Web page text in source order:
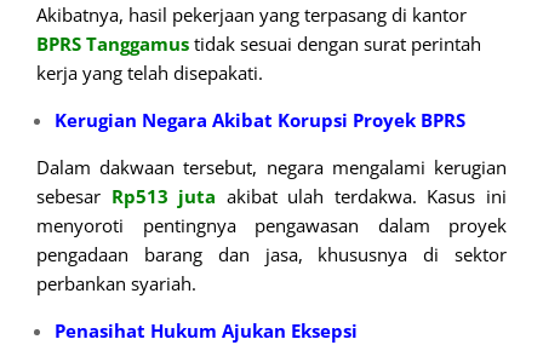
Akibatnya, hasil pekerjaan yang terpasang di kantor
BPRS Tanggamus tidak sesuai dengan surat perintah
kerja yang telah disepakati.
Kerugian Negara Akibat Korupsi Proyek BPRS
Dalam dakwaan tersebut, negara mengalami kerugian
sebesar Rp513 juta akibat ulah terdakwa. Kasus ini
menyoroti pentingnya pengawasan dalam proyek
pengadaan barang dan jasa, khususnya di sektor
perbankan syariah.
Penasihat Hukum Ajukan Eksepsi